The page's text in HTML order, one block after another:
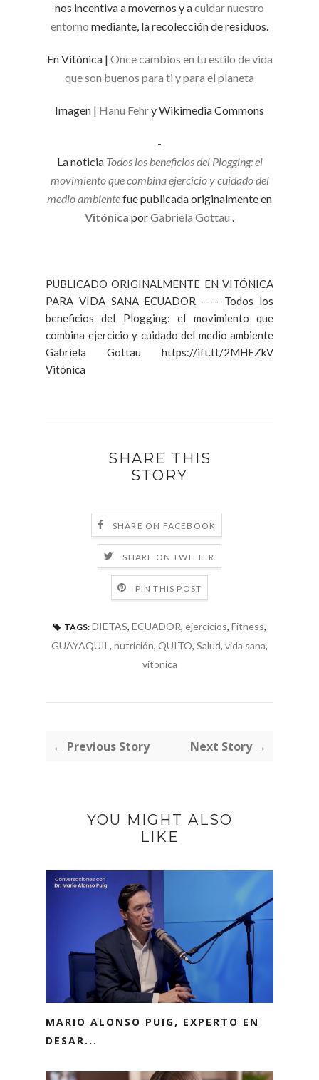
nos incentiva a movernos y acuidar nuestro
entorno mediante, la recolección de residuos.
En Vitónica | Once cambios en tu estilo de vida
que son buenos para ti y para el planeta
Imagen | Hanu Fehry Wikimedia Commons
-
La noticia Todos los beneficios del Plogging: el
movimiento que combina ejercicio y cuidado del
medio ambientefue publicada originalmente en
Vitónica porGabriela Gottau .
PUBLICADO ORIGINALMENTE EN VITÓNICA
PARA VIDA SANA ECUADOR ---- Todos los
beneficios del Plogging: el movimiento que
combina ejercicio y cuidado del medio ambiente
Gabriela Gottau https://ift.tt/2MHEZkV
Vitónica
SHARE THIS
STORY
SHARE ON FACEBOOK
SHARE ON TWITTER
PIN THIS POST
TAGS: DIETAS, ECUADOR, ejercicios, Fitness,
GUAYAQUIL, nutrición, QUITO, Salud, vida sana,
vitonica
← Previous Story Next Story →
YOU MIGHT ALSO
LIKE
MARIO ALONSO PUIG, EXPERTO EN
DESAR...